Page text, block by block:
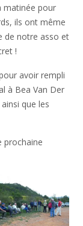
matinée pour
ils ont même
de notre asso et
!
avoir rempli
à Bea Van Der
que les
prochaine